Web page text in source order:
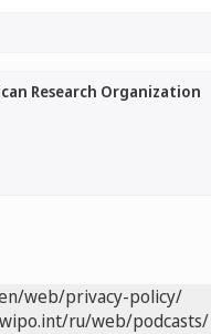
Research Organization
web/privacy-policy/
ru/web/podcasts/